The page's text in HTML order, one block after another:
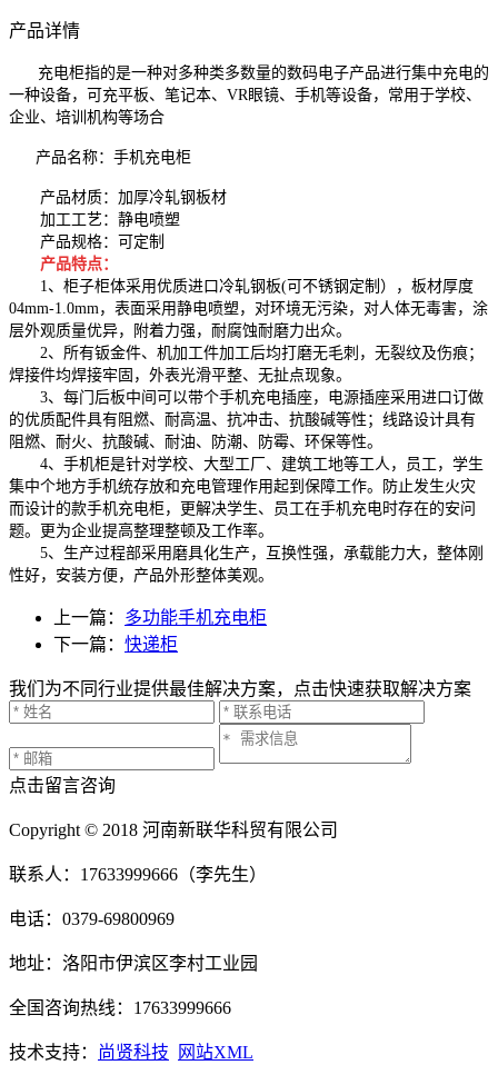
产品详情
充电柜指的是一种对多种类多数量的数码电子产品进行集中充电的
一种设备，可充平板、笔记本、VR眼镜、手机等设备，常用于学校、
企业、培训机构等场合
产品名称：手机充电柜
产品材质：加厚冷轧钢板材
加工工艺：静电喷塑
产品规格：可定制
产品特点：
1、柜子柜体采用优质进口冷轧钢板(可不锈钢定制），板材厚度
04mm-1.0mm，表面采用静电喷塑，对环境无污染，对人体无毒害，涂
层外观质量优异，附着力强，耐腐蚀耐磨力出众。
2、所有钣金件、机加工件加工后均打磨无毛刺，无裂纹及伤痕；
焊接件均焊接牢固，外表光滑平整、无扯点现象。
3、每门后板中间可以带个手机充电插座，电源插座采用进口订做
的优质配件具有阻燃、耐高温、抗冲击、抗酸碱等性；线路设计具有
阻燃、耐火、抗酸碱、耐油、防潮、防霉、环保等性。
4、手机柜是针对学校、大型工厂、建筑工地等工人，员工，学生
集中个地方手机统存放和充电管理作用起到保障工作。防止发生火灾
而设计的款手机充电柜，更解决学生、员工在手机充电时存在的安问
题。更为企业提高整理整顿及工作率。
5、生产过程部采用磨具化生产，互换性强，承载能力大，整体刚
性好，安装方便，产品外形整体美观。
上一篇： 多功能手机充电柜
下一篇： 快递柜
我们为不同行业提供最佳解决方案，点击快速获取解决方案
点击留言咨询
Copyright © 2018 河南新联华科贸有限公司
联系人：17633999666（李先生）
电话：0379-69800969
地址：洛阳市伊滨区李村工业园
全国咨询热线：17633999666
技术支持： 尚贤科技 网站XML